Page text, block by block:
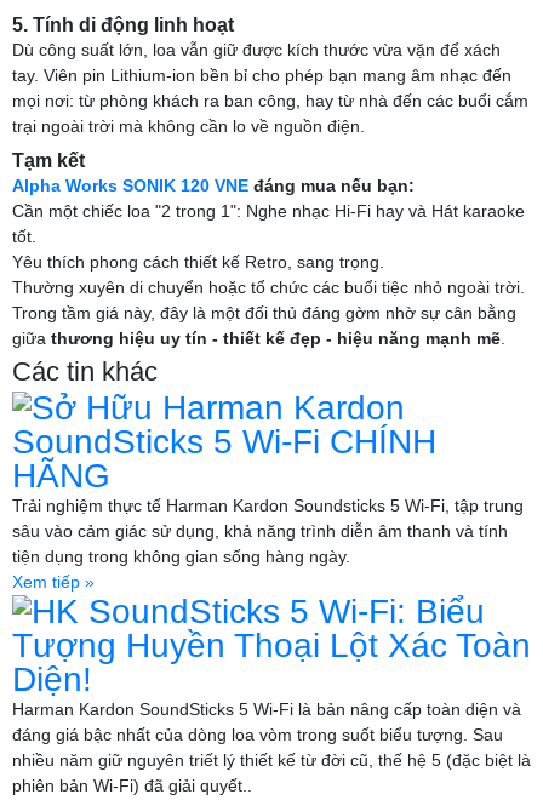
5. Tính di động linh hoạt
Dù công suất lớn, loa vẫn giữ được kích thước vừa vặn để xách
tay. Viên pin Lithium-ion bền bỉ cho phép bạn mang âm nhạc đến
mọi nơi: từ phòng khách ra ban công, hay từ nhà đến các buổi cắm
trại ngoài trời mà không cần lo về nguồn điện.
Tạm kết
Alpha Works SONIK 120 VNE đáng mua nếu bạn:
Cần một chiếc loa "2 trong 1": Nghe nhạc Hi-Fi hay và Hát karaoke
tốt.
Yêu thích phong cách thiết kế Retro, sang trọng.
Thường xuyên di chuyển hoặc tổ chức các buổi tiệc nhỏ ngoài trời.
Trong tầm giá này, đây là một đối thủ đáng gờm nhờ sự cân bằng
giữa thương hiệu uy tín - thiết kế đẹp - hiệu năng mạnh mẽ
Các tin khác
Sở Hữu Harman Kardon
SoundSticks 5 Wi-Fi CHÍNH
HÃNG
Trải nghiệm thực tế Harman Kardon Soundsticks 5 Wi-Fi, tập trung
sâu vào cảm giác sử dụng, khả năng trình diễn âm thanh và tính
tiện dụng trong không gian sống hàng ngày.
Xem tiếp »
HK SoundSticks 5 Wi-Fi: Biểu
Tượng Huyền Thoại Lột Xác Toàn
Diện!
Harman Kardon SoundSticks 5 Wi-Fi là bản nâng cấp toàn diện và
đáng giá bậc nhất của dòng loa vòm trong suốt biểu tượng. Sau
nhiều năm giữ nguyên triết lý thiết kế từ đời cũ, thế hệ 5 (đặc biệt là
phiên bản Wi-Fi) đã giải quyết..